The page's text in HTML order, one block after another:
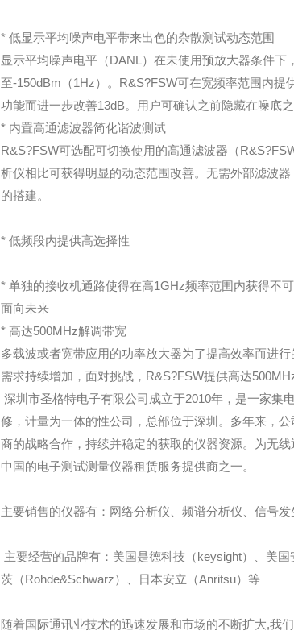
* 低显示平均噪声电平带来出色的杂散测试动态范围
显示平均噪声电平（DANL）在未使用预放大器条件
至-150dBm（1Hz）。R&S?FSW可在宽频率范围内
功能而进一步改善13dB。用户可确认之前隐藏在噪底
* 内置高通滤波器简化谐波测试
R&S?FSW可选配可切换使用的高通滤波器（
析仪相比可获得明显的动态范围改善。无需外部滤波
的搭建。
* 低频段内提供高选择性
* 单独的接收机通路使得在高1GHz频率范围内获得不
面向未来
* 高达500MHz解调带宽
多载波或者宽带应用的功率放大器为了提高效率而进
需求持续增加，面对挑战，R&S?FSW提供高达
深圳市圣格特电子有限公司成立于2010年，是一家集
修，计量为一体的性公司，总部位于深圳。多年来，
商的战略合作，持续并稳定的获取的仪器资源。为无
中国的电子测试测量仪器租赁服务提供商之一。
主要销售的仪器有：网络分析仪、频谱分析仪、信号
主要经营的品牌有：美国是德科技（keysight）、美
茨（Rohde&Schwarz）、日本安立（Anritsu）等
随着国际通讯业技术的迅速发展和市场的不断扩大,我